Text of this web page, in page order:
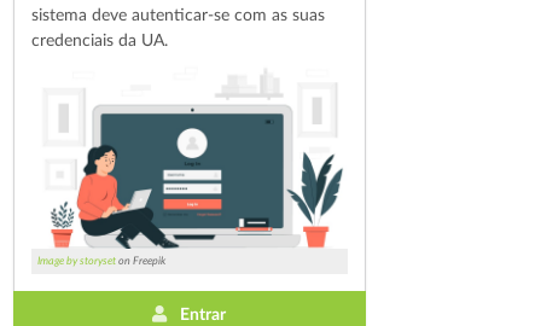
sistema deve autenticar-se com as suas
credenciais da UA.
Image by storyseton Freepik
Entrar